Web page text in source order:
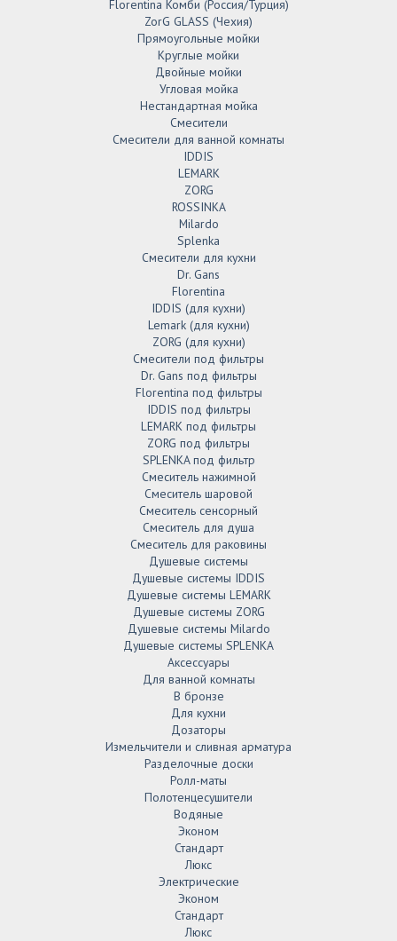
Florentina Комби (Россия/Турция)
ZorG GLASS (Чехия)
Прямоугольные мойки
Круглые мойки
Двойные мойки
Угловая мойка
Нестандартная мойка
Смесители
Смесители для ванной комнаты
IDDIS
LEMARK
ZORG
ROSSINKA
Milardo
Splenka
Смесители для кухни
Dr. Gans
Florentina
IDDIS (для кухни)
Lemark (для кухни)
ZORG (для кухни)
Смесители под фильтры
Dr. Gans под фильтры
Florentina под фильтры
IDDIS под фильтры
LEMARK под фильтры
ZORG под фильтры
SPLENKA под фильтр
Смеситель нажимной
Смеситель шаровой
Смеситель сенсорный
Смеситель для душа
Смеситель для раковины
Душевые системы
Душевые системы IDDIS
Душевые системы LEMARK
Душевые системы ZORG
Душевые системы Milardo
Душевые системы SPLENKA
Аксессуары
Для ванной комнаты
В бронзе
Для кухни
Дозаторы
Измельчители и сливная арматура
Разделочные доски
Ролл-маты
Полотенцесушители
Водяные
Эконом
Стандарт
Люкс
Электрические
Эконом
Стандарт
Люкс